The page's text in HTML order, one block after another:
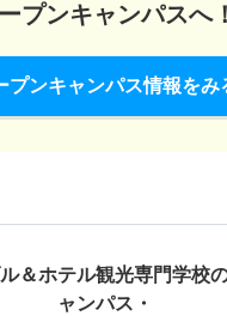
プンキャンパスへ！
プンキャンパス情報をみ
＆ホテル観光専門学校
ャンパス・